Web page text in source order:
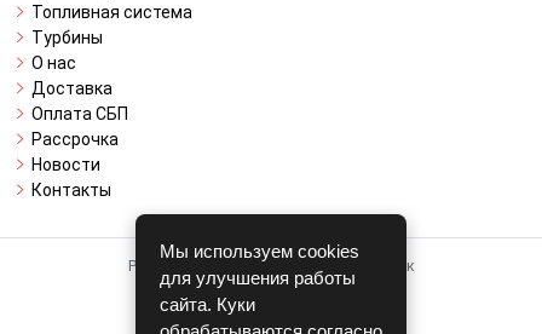
Топливная система
Турбины
О нас
Доставка
Оплата СБП
Рассрочка
Новости
Контакты
Работает на системе для авторазборок
CARRO.БИЗНЕС
Мы используем cookies
для улучшения работы
сайта. Куки